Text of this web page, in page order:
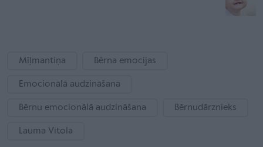
Mīļmantiņa Bērna emocijas
Emocionālā audzināšana
Bērnu emocionālā audzināšana Bērnudārznieks
Lauma Vītola